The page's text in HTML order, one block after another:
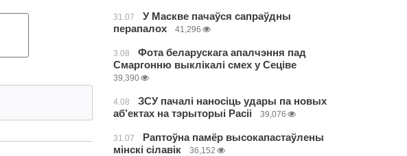
31.07
У Маскве пачаўся сапраўдны
перапалох
41,296
3.08
Фота беларускага апалчэння пад
Смаргонню выклікалі смех у Сеціве
39,390
4.08
ЗСУ пачалі наносіць удары па новых
аб’ектах на тэрыторыі Расіі
39,076
31.07
Раптоўна памёр высокапастаўлены
мінскі сілавік
36,152